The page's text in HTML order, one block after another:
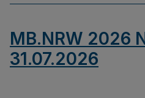
MB.NRW 2026
31.07.2026